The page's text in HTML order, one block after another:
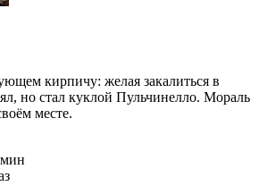
кирпичу: желая закалиться в
но стал куклой Пульчинелло. Мораль
месте.